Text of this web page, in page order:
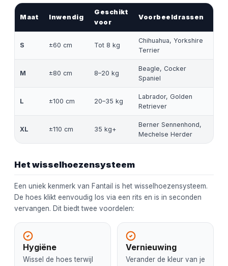
Maat Inwendig
Geschikt
voor
Voorbeeldrassen
S ±60 cm Tot 8 kg
Chihuahua, Yorkshire
Terrier
M ±80 cm 8–20 kg
Beagle, Cocker
Spaniel
L ±100 cm 20–35 kg
Labrador, Golden
Retriever
XL ±110 cm 35 kg+
Berner Sennenhond,
Mechelse Herder
Het wisselhoezensysteem
Een uniek kenmerk van Fantail is het wisselhoezensysteem.
De hoes klikt eenvoudig los via een rits en is in seconden
vervangen. Dit biedt twee voordelen:
Hygiëne
Wissel de hoes terwijl
Vernieuwing
Verander de kleur van je